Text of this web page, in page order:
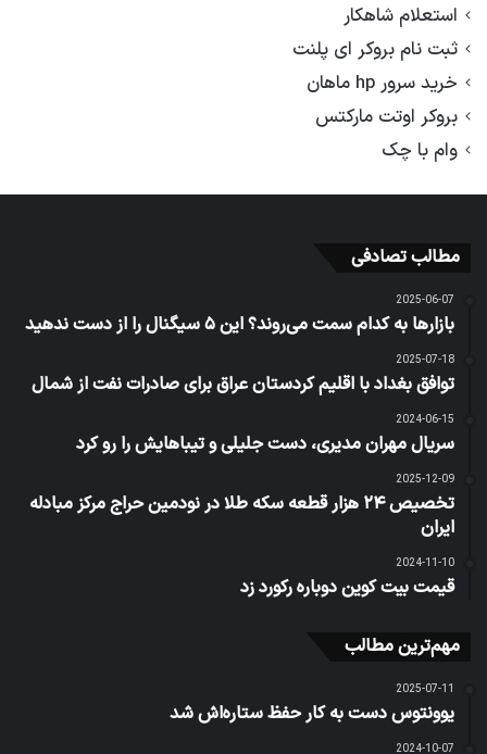
استعلام شاهکار
ثبت نام بروکر ای پلنت
خرید سرور hp ماهان
بروکر اوتت مارکتس
وام با چک
مطالب تصادفی
2025-06-07
بازارها به کدام سمت می‌روند؟ این ۵ سیگنال را از دست ندهید
2025-07-18
توافق بغداد با اقلیم کردستان عراق برای صادرات نفت از شمال
2024-06-15
سریال مهران مدیری، دست جلیلی و تیباهایش را رو کرد
2025-12-09
تخصیص ۲۴ هزار قطعه سکه طلا در نودمین حراج مرکز مبادله
ایران
2024-11-10
قیمت بیت کوین دوباره رکورد زد
مهم‌ترین مطالب
2025-07-11
یوونتوس دست به کار حفظ ستاره‌اش شد
2024-10-07